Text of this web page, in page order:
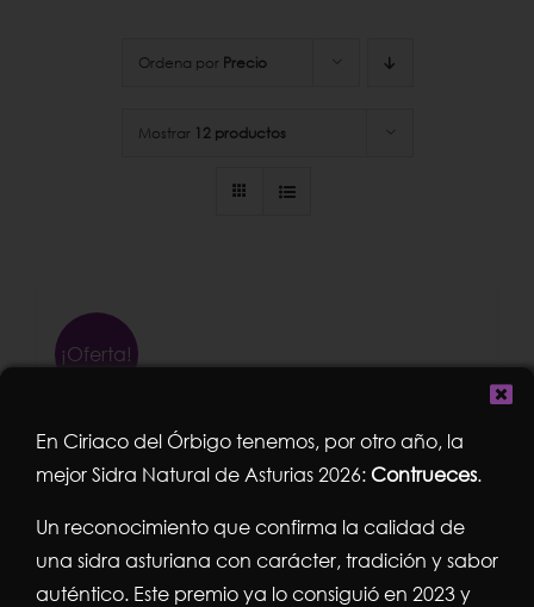
Ordena por Precio
Mostrar 12 productos
¡Oferta!
En Ciriaco del Órbigo tenemos, por otro año, la
mejor Sidra Natural de Asturias 2026:Contrueces.
Un reconocimiento que confirma la calidad de
una sidra asturiana con carácter, tradición y sabor
auténtico. Este premio ya lo consiguió en 2023 y